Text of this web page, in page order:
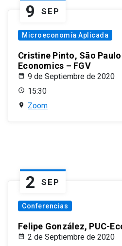
9 SEP
Microeconomía Aplicada
Cristine Pinto, São
Economics – FGV
9 de Septiembre de 2020
15:30
Zoom
2 SEP
Conferencias
Felipe González, PUC-
2 de Septiembre de 2020